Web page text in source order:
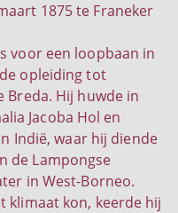
1875 te Franeker
voor een loopbaan in
opleiding tot
Breda. Hij huwde in
Jacoba Hol en
Indië, waar hij diende
de Lampongse
in West-Borneo.
klimaat kon, keerde hij